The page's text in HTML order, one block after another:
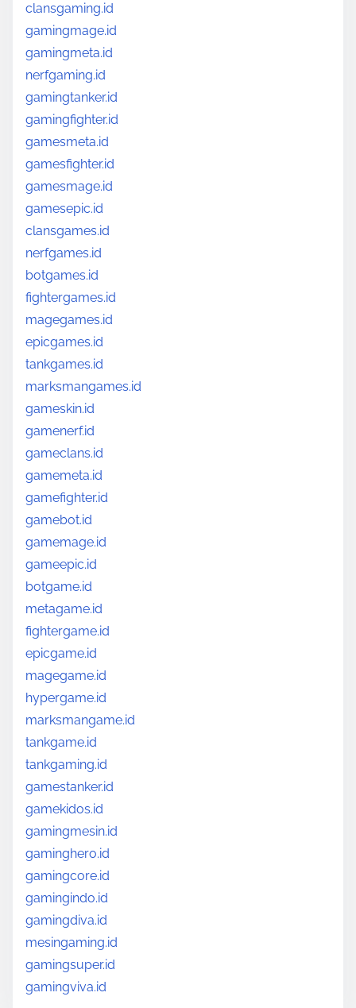
clansgaming.id
gamingmage.id
gamingmeta.id
nerfgaming.id
gamingtanker.id
gamingfighter.id
gamesmeta.id
gamesfighter.id
gamesmage.id
gamesepic.id
clansgames.id
nerfgames.id
botgames.id
fightergames.id
magegames.id
epicgames.id
tankgames.id
marksmangames.id
gameskin.id
gamenerf.id
gameclans.id
gamemeta.id
gamefighter.id
gamebot.id
gamemage.id
gameepic.id
botgame.id
metagame.id
fightergame.id
epicgame.id
magegame.id
hypergame.id
marksmangame.id
tankgame.id
tankgaming.id
gamestanker.id
gamekidos.id
gamingmesin.id
gaminghero.id
gamingcore.id
gamingindo.id
gamingdiva.id
mesingaming.id
gamingsuper.id
gamingviva.id